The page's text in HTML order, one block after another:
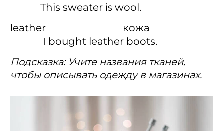
This sweater is wool.
leather кожа
I bought leather boots.
Подсказка: Учите названия тканей,
чтобы описывать одежду в магазинах.